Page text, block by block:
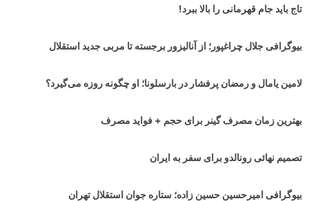
تاج باید جام قهرمانی را بالا ببرد!
بیوگرافی جلال چراغپور؛ از آنالیزور برجسته تا مربی جدید استقلال
لامین یامال و رمضان پرفشار در بارسلونا؛ او چگونه روزه می‌گیرد؟
بهترین زمان مصرف گینر برای حجم + فواید مصرف
تصمیم نهائی رونالدو برای سفر به ایران
بیوگرافی امیرحسین حسین زاده؛ ستاره جوان استقلال تهران